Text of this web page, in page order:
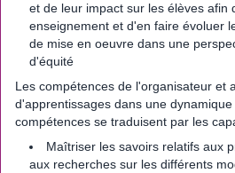
et de leur impact sur les élèves afin
enseignement et d'en faire évoluer
de mise en oeuvre dans une
d'équité
Les compétences de l'organisateur et
d'apprentissages dans une
compétences se traduisent par les
Maîtriser les savoirs relatifs aux
aux recherches sur les différents